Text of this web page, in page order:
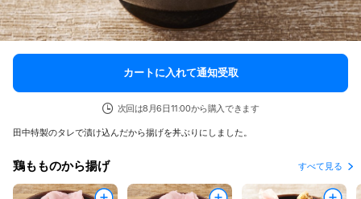
カートに入れて通知受取
次回は8月6日11:00から購入できます
田中特製のタレで漬け込んだから揚げを丼ぶりにしました。
鶏もものから揚げ すべて見る